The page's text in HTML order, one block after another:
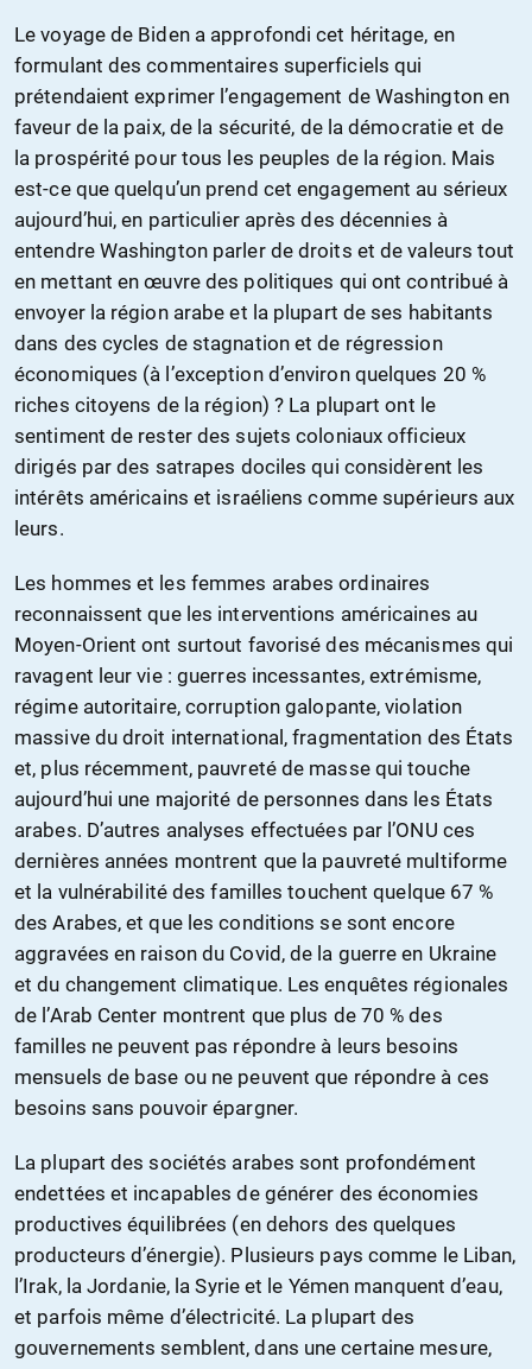
Le voyage de Biden a approfondi cet héritage, en
formulant des commentaires superficiels qui
prétendaient exprimer l’engagement de Washington en
faveur de la paix, de la sécurité, de la démocratie et de
la prospérité pour tous les peuples de la région. Mais
est-ce que quelqu’un prend cet engagement au sérieux
aujourd’hui, en particulier après des décennies à
entendre Washington parler de droits et de valeurs tout
en mettant en œuvre des politiques qui ont contribué à
envoyer la région arabe et la plupart de ses habitants
dans des cycles de stagnation et de régression
économiques (à l’exception d’environ quelques 20 %
riches citoyens de la région) ? La plupart ont le
sentiment de rester des sujets coloniaux officieux
dirigés par des satrapes dociles qui considèrent les
intérêts américains et israéliens comme supérieurs aux
leurs.
Les hommes et les femmes arabes ordinaires
reconnaissent que les interventions américaines au
Moyen-Orient ont surtout favorisé des mécanismes qui
ravagent leur vie : guerres incessantes, extrémisme,
régime autoritaire, corruption galopante, violation
massive du droit international, fragmentation des États
et, plus récemment, pauvreté de masse qui touche
aujourd’hui une majorité de personnes dans les États
arabes. D’autres analyses effectuées par l’ONU ces
dernières années montrent que la pauvreté multiforme
et la vulnérabilité des familles touchent quelque 67 %
des Arabes, et que les conditions se sont encore
aggravées en raison du Covid, de la guerre en Ukraine
et du changement climatique. Les enquêtes régionales
de l’Arab Center montrent que plus de 70 % des
familles ne peuvent pas répondre à leurs besoins
mensuels de base ou ne peuvent que répondre à ces
besoins sans pouvoir épargner.
La plupart des sociétés arabes sont profondément
endettées et incapables de générer des économies
productives équilibrées (en dehors des quelques
producteurs d’énergie). Plusieurs pays comme le Liban,
l’Irak, la Jordanie, la Syrie et le Yémen manquent d’eau,
et parfois même d’électricité. La plupart des
gouvernements semblent, dans une certaine mesure,